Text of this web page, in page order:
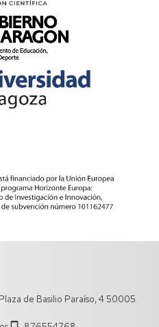
de Basilio Paraíso, 4 50005